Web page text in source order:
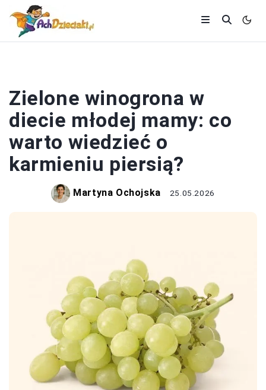
Zielone winogrona w
diecie młodej mamy: co
warto wiedzieć o
karmieniu piersią?
Martyna Ochojska 25.05.2026